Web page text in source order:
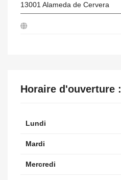
13001Alameda de Cervera
Horaire d'ouverture :
Lundi
Mardi
Mercredi